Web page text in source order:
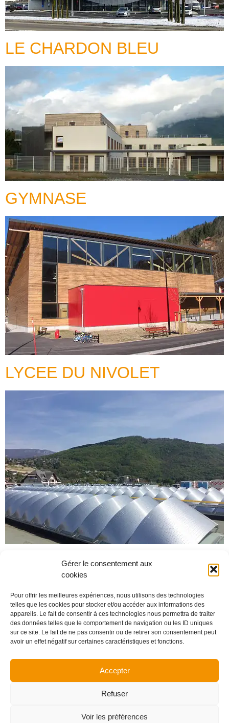
Gérer le consentement aux
cookies
Pour offrir les meilleures expériences, nous utilisons des technologies
telles que les cookies pour stocker et/ou accéder aux informations des
appareils. Le fait de consentir à ces technologies nous permettra de traiter
des données telles que le comportement de navigation ou les ID uniques
sur ce site. Le fait de ne pas consentir ou de retirer son consentement peut
avoir un effet négatif sur certaines caractéristiques et fonctions.
Accepter
Refuser
Voir les préférences
LE CHARDON BLEU
GYMNASE
LYCEE DU NIVOLET